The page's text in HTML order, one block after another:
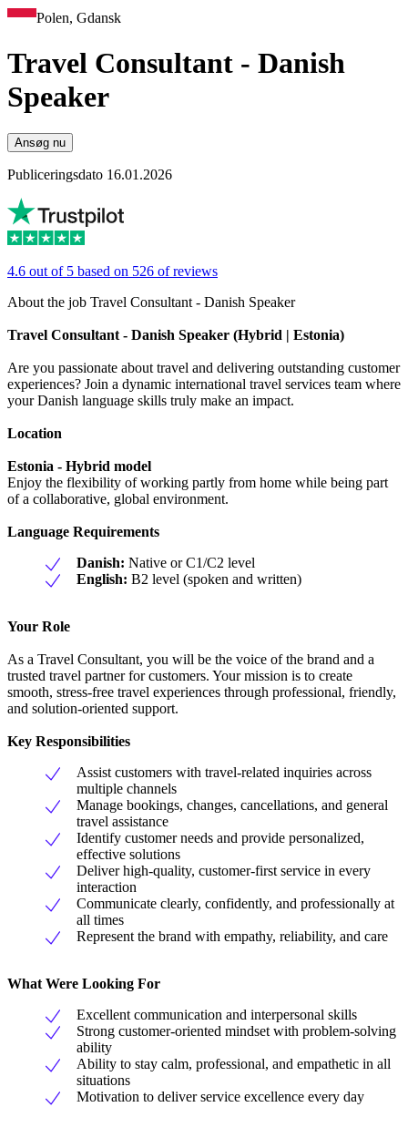
Polen, Gdansk
Travel Consultant - Danish
Speaker
Ansøg nu
Publiceringsdato 16.01.2026
4.6 out of 5 based on 526 of reviews
About the job Travel Consultant - Danish Speaker
Travel Consultant - Danish Speaker (Hybrid | Estonia)
Are you passionate about travel and delivering outstanding customer
experiences? Join a dynamic international travel services team where
your Danish language skills truly make an impact.
Location
Estonia - Hybrid model
Enjoy the flexibility of working partly from home while being part
of a collaborative, global environment.
Language Requirements
Danish: Native or C1/C2 level
English: B2 level (spoken and written)
Your Role
As a Travel Consultant, you will be the voice of the brand and a
trusted travel partner for customers. Your mission is to create
smooth, stress-free travel experiences through professional, friendly,
and solution-oriented support.
Key Responsibilities
Assist customers with travel-related inquiries across
multiple channels
Manage bookings, changes, cancellations, and general
travel assistance
Identify customer needs and provide personalized,
effective solutions
Deliver high-quality, customer-first service in every
interaction
Communicate clearly, confidently, and professionally at
all times
Represent the brand with empathy, reliability, and care
What Were Looking For
Excellent communication and interpersonal skills
Strong customer-oriented mindset with problem-solving
ability
Ability to stay calm, professional, and empathetic in all
situations
Motivation to deliver service excellence every day